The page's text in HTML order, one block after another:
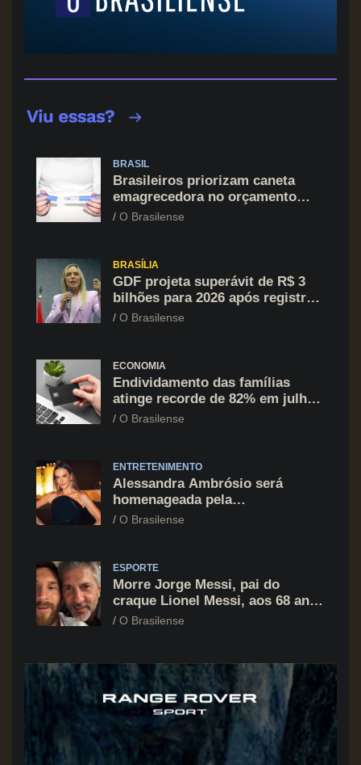
BRASIL
Brasileiros priorizam caneta
emagrecedora no orçamento
mesmo em situação de aperto
O Brasilense
BRASÍLIA
GDF projeta superávit de R$ 3
bilhões para 2026 após registrar
recuo no déficit
O Brasilense
ECONOMIA
Endividamento das famílias
atinge recorde de 82% em julho;
cartão de crédito segue como
O Brasilense
ENTRETENIMENTO
Alessandra Ambrósio será
homenageada pela
BrazilFoundation no New York
O Brasilense
ESPORTE
Morre Jorge Messi, pai do
craque Lionel Messi, aos 68 anos
na Argentina
O Brasilense